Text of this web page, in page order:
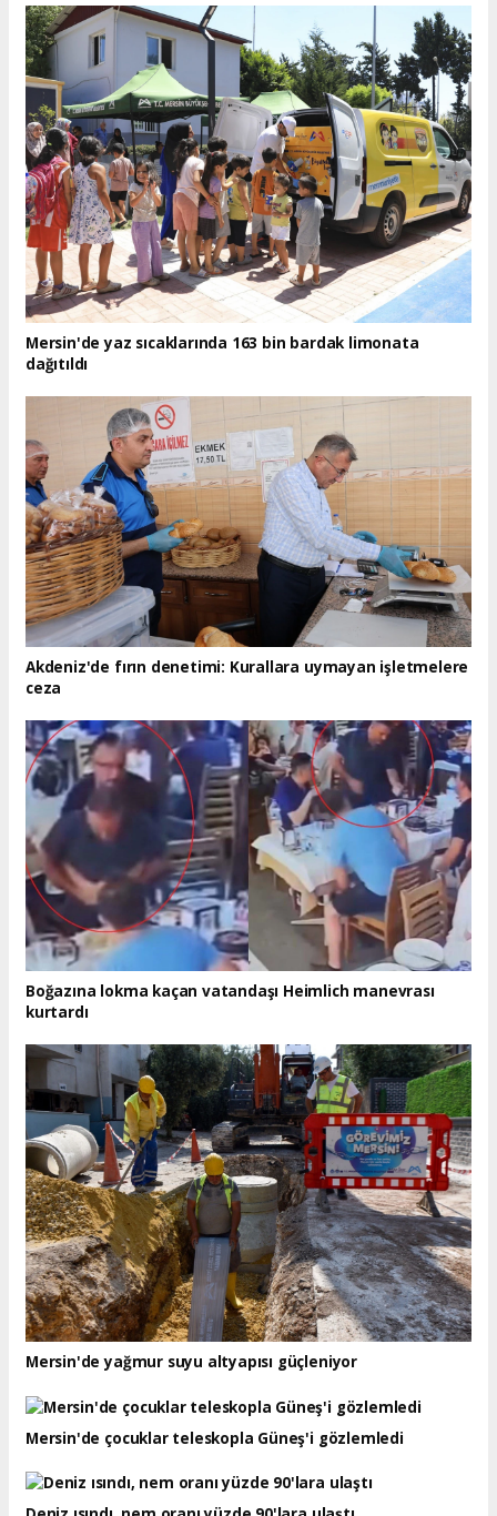
Mersin'de yaz sıcaklarında 163 bin bardak limonata
dağıtıldı
Akdeniz'de fırın denetimi: Kurallara uymayan işletmelere
ceza
Boğazına lokma kaçan vatandaşı Heimlich manevrası
kurtardı
Mersin'de yağmur suyu altyapısı güçleniyor
Mersin'de çocuklar teleskopla Güneş'i gözlemledi